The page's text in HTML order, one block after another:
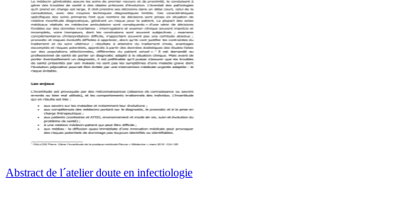
Abstract de l´atelier doute en infectiologie